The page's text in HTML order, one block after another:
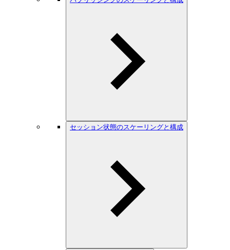
セッション状態のスケーリングと構成